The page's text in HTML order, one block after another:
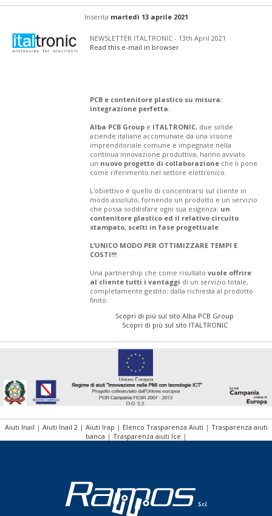
Inserita martedì 13 aprile 2021
NEWSLETTER ITALTRONIC - 13th April 2021
Read this e-mail in browser
PCB e contenitore plastico su misura:
integrazione perfetta.
Alba PCB Group e ITALTRONIC, due solide
aziende italiane accomunate da una visione
imprenditoriale comune e impegnate nella
continua innovazione produttiva, hanno avviato
un nuovo progetto di collaborazione che li pone
come riferimento nel settore elettronico.
L'obiettivo è quello di concentrarsi sul cliente in
modo assoluto, fornendo un prodotto e un servizio
che possa soddisfare ogni sua esigenza: un
contenitore plastico ed il relativo circuito
stampato, scelti in fase progettuale
L’UNICO MODO PER OTTIMIZZARE TEMPI E
COSTI!!!
Una partnership che come risultatovuole offrire
al cliente tutti i vantaggi di un servizio totale,
completamente gestito: dalla richiesta al prodotto
finito.
Scopri di più sul sito Alba PCB Group
Scopri di più sul sito ITALTRONIC
Aiuti Inail | Aiuti Inail 2| Aiuti Irap | Elenco Trasparenza Aiuti | Trasparenza aiuti
banca | Trasparenza aiuti Ice |